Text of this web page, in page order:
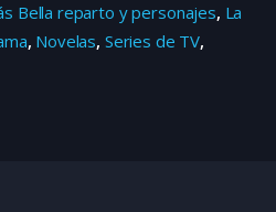
Bella reparto y personajes, La
, Novelas, Series de TV,